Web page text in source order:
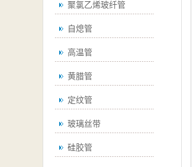
聚氯乙烯玻纤管
自熄管
高温管
黄腊管
定纹管
玻璃丝带
硅胶管